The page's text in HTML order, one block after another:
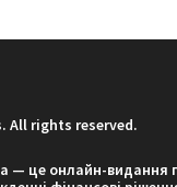
All rights reserved.
— це онлайн-видання